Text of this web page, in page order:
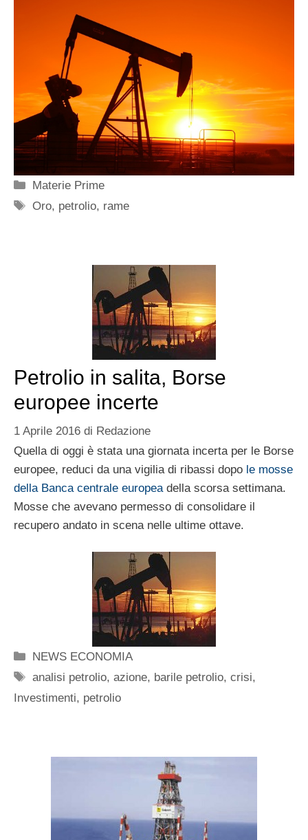
Categorie
Materie Prime
Tag
Oro, petrolio, rame
Petrolio in salita, Borse
europee incerte
1 Aprile 2016 di Redazione
Quella di oggi è stata una giornata incerta per le Borse
europee, reduci da una vigilia di ribassi dopo le mosse
della Banca centrale europea della scorsa settimana.
Mosse che avevano permesso di consolidare il
recupero andato in scena nelle ultime ottave.
Categorie
NEWS ECONOMIA
Tag
analisi petrolio,azione, barile petrolio,crisi,
Investimenti, petrolio